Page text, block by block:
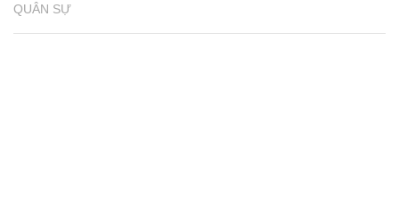
QUÂN SỰ